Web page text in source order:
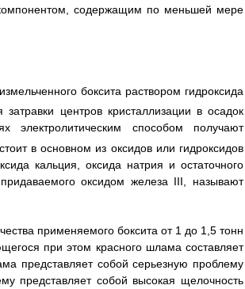
содержащим по меньшей мере
боксита раствором гидроксида
центров кристаллизации в осадок
электролитическим способом получают
в основном из оксидов или гидроксидов
кальция, оксида натрия и остаточного
оксидом железа III, называют
применяемого боксита от 1 до 1,5 тонн
при этом красного шлама составляет
представляет собой серьезную проблему
представляет собой высокая щелочность